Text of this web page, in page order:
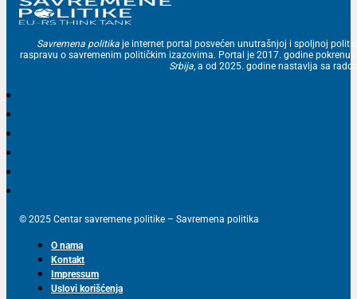
Savremena politika je internet portal posvećen unutrašnjoj i spoljnoj
raspravu o savremenim političkim izazovima. Portal je 2017. godine
Srbija , a od 2025. godine nastavlja sa
© 2025 Centar savremene politike – Savremena politika
O nama
Kontakt
Impressum
Uslovi korišćenja